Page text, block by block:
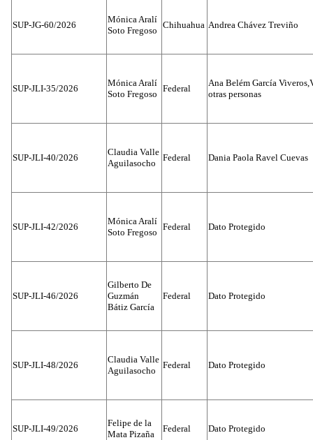
SUP-JG-60/2026
Mónica Aralí
Soto Fregoso
Chihuahua Andrea Chávez Treviño
SUP-JLI-35/2026
Mónica Aralí
Soto Fregoso
Federal
Ana Belém García
otras personas
SUP-JLI-40/2026
Claudia Valle
Aguilasocho
Federal Dania Paola Ravel Cuevas
SUP-JLI-42/2026
Mónica Aralí
Soto Fregoso
Federal Dato Protegido
SUP-JLI-46/2026
Gilberto De
Guzmán
Bátiz García
Federal Dato Protegido
SUP-JLI-48/2026
Claudia Valle
Aguilasocho
Federal Dato Protegido
SUP-JLI-49/2026
Felipe de la
Mata Pizaña
Federal Dato Protegido